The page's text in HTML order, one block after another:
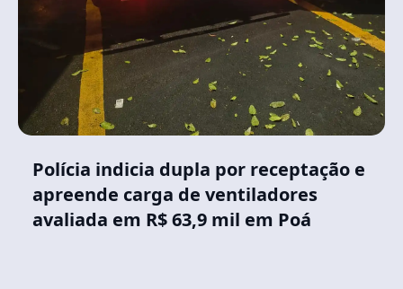
Polícia indicia dupla por receptação e
apreende carga de ventiladores
avaliada em R$ 63,9 mil em Poá